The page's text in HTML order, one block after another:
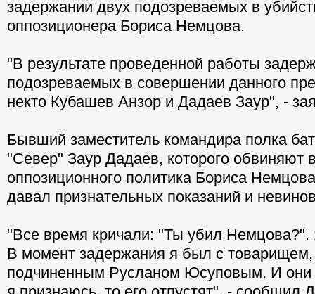
задержании двух подозреваемых в
оппозиционера Бориса Немцова.
"В результате проведенной работы
подозреваемых в совершении данного
некто Кубашев Анзор и Дадаев Заур", -
Бывший заместитель командира полка
"Север" Заур Дадаев, которого обвиняют
оппозиционного политика Бориса
давал признательных показаний и
"Все время кричали: "Ты убил Немцова?".
В момент задержания я был с
подчиненным Русланом Юсуповым. И они